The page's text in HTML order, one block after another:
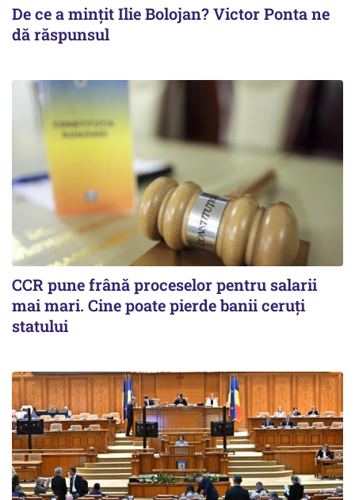
De ce a mințit Ilie Bolojan? Victor Ponta ne
dă răspunsul
CCR pune frână proceselor pentru salarii
mai mari. Cine poate pierde banii ceruți
statului